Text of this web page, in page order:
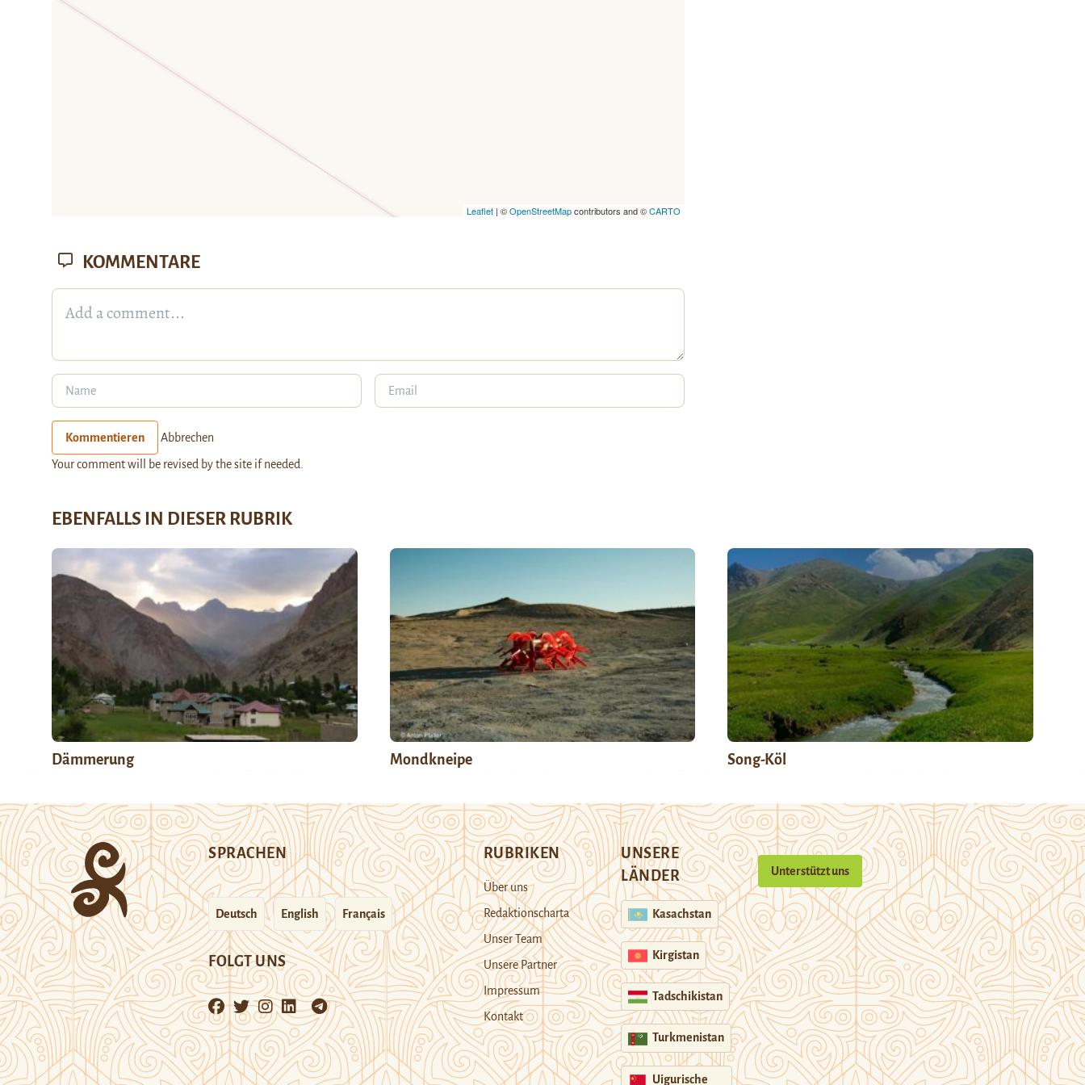
Leaflet | ©OpenStreetMapcontributors and ©CARTO
KOMMENTARE
Kommentieren Abbrechen
Your comment will be revised by the site if needed.
EBENFALLS IN DIESER RUBRIK
Dämmerung Mondkneipe Song-Köl
SPRACHEN
Deutsch English Français
FOLGT UNS
RUBRIKEN
Über uns
Redaktionscharta
Unser Team
Unsere Partner
Impressum
Kontakt
UNSERE
LÄNDER
Kasachstan
Kirgistan
Tadschikistan
Turkmenistan
Uigurische
Unterstützt uns